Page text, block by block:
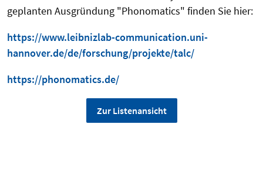
geplanten Ausgründung "Phonomatics" finden Sie hier:
https://www.leibnizlab-communication.uni-
hannover.de/de/forschung/projekte/talc/
https://phonomatics.de/
Zur Listenansicht